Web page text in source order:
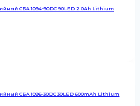
СБА 1094-90DC 90LED 2.0Ah Lithium
СБА 1096-30DC 30LED 600mAh Lithium